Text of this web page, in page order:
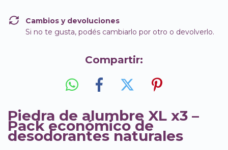
Cambios y devoluciones
Si no te gusta, podés cambiarlo por otro o devolverlo.
Compartir:
Piedra de alumbre XL x3 –
Pack económico de
desodorantes naturales